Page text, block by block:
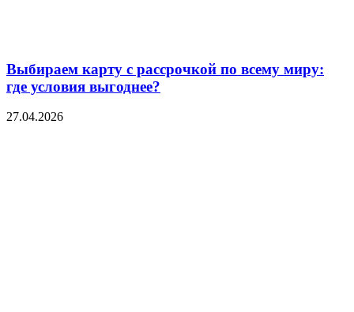
Выбираем карту с рассрочкой по всему миру:
где условия выгоднее?
27.04.2026